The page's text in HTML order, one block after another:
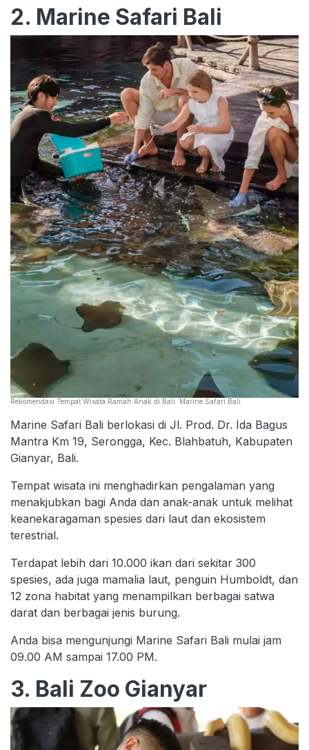
2. Marine Safari Bali
Rekomendasi Tempat Wisata Ramah Anak di Bali: Marine Safari Bali
Marine Safari Bali berlokasi di Jl. Prod. Dr. Ida Bagus
Mantra Km 19, Serongga, Kec. Blahbatuh, Kabupaten
Gianyar, Bali.
Tempat wisata ini menghadirkan pengalaman yang
menakjubkan bagi Anda dan anak-anak untuk melihat
keanekaragaman spesies dari laut dan ekosistem
terestrial.
Terdapat lebih dari 10.000 ikan dari sekitar 300
spesies, ada juga mamalia laut, penguin Humboldt, dan
12 zona habitat yang menampilkan berbagai satwa
darat dan berbagai jenis burung.
Anda bisa mengunjungi Marine Safari Bali mulai jam
09.00 AM sampai 17.00 PM.
3. Bali Zoo Gianyar